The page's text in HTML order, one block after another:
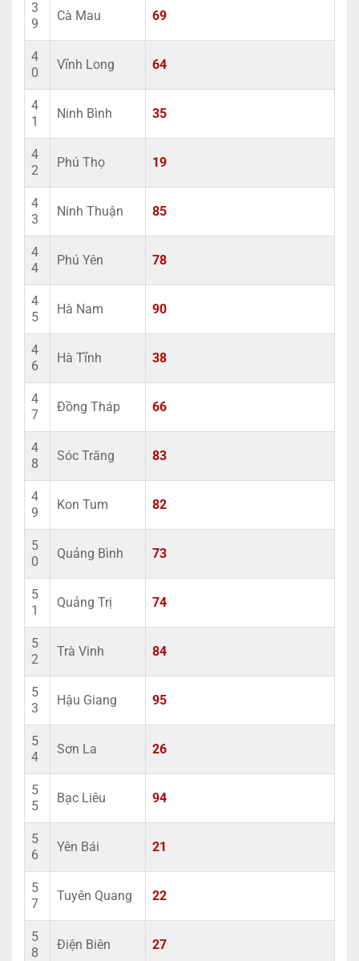
3
9
Cà Mau 69
4
0
Vĩnh Long 64
4
1
Ninh Bình 35
4
2
Phú Thọ 19
4
3
Ninh Thuận 85
4
4
Phú Yên 78
4
5
Hà Nam 90
4
6
Hà Tĩnh 38
4
7
Đồng Tháp 66
4
8
Sóc Trăng 83
4
9
Kon Tum 82
5
0
Quảng Bình 73
5
1
Quảng Trị 74
5
2
Trà Vinh 84
5
3
Hậu Giang 95
5
4
Sơn La 26
5
5
Bạc Liêu 94
5
6
Yên Bái 21
5
7
Tuyên Quang 22
5
8
Điện Biên 27